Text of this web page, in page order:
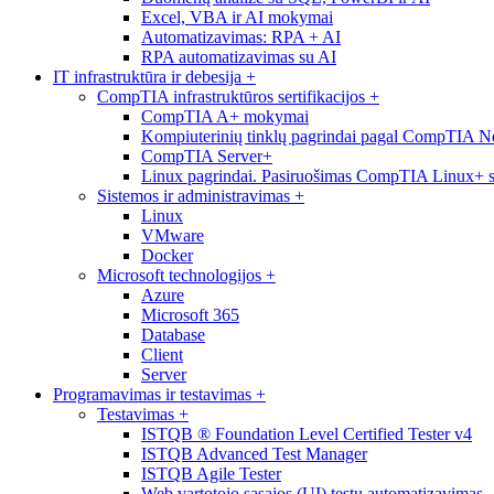
Excel, VBA ir AI mokymai
Automatizavimas: RPA + AI
RPA automatizavimas su AI
IT infrastruktūra ir debesija +
CompTIA infrastruktūros sertifikacijos +
CompTIA A+ mokymai
Kompiuterinių tinklų pagrindai pagal CompTIA
CompTIA Server+
Linux pagrindai. Pasiruošimas CompTIA Linux+
Sistemos ir administravimas +
Linux
VMware
Docker
Microsoft technologijos +
Azure
Microsoft 365
Database
Client
Server
Programavimas ir testavimas +
Testavimas +
ISTQB ® Foundation Level Certified Tester v4
ISTQB Advanced Test Manager
ISTQB Agile Tester